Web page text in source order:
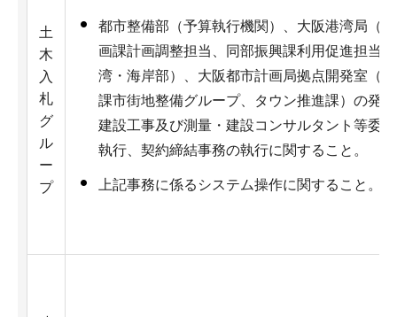
土
木
入
札
グ
ル
ー
プ
都市整備部（予算執行機関）、大阪港湾局（
画課計画調整担当、同部振興課利用促進担当
湾・海岸部）、大阪都市計画局拠点開発室（
課市街地整備グループ、タウン推進課）の発
建設工事及び測量・建設コンサルタント等委
執行、契約締結事務の執行に関すること。
上記事務に係るシステム操作に関すること。